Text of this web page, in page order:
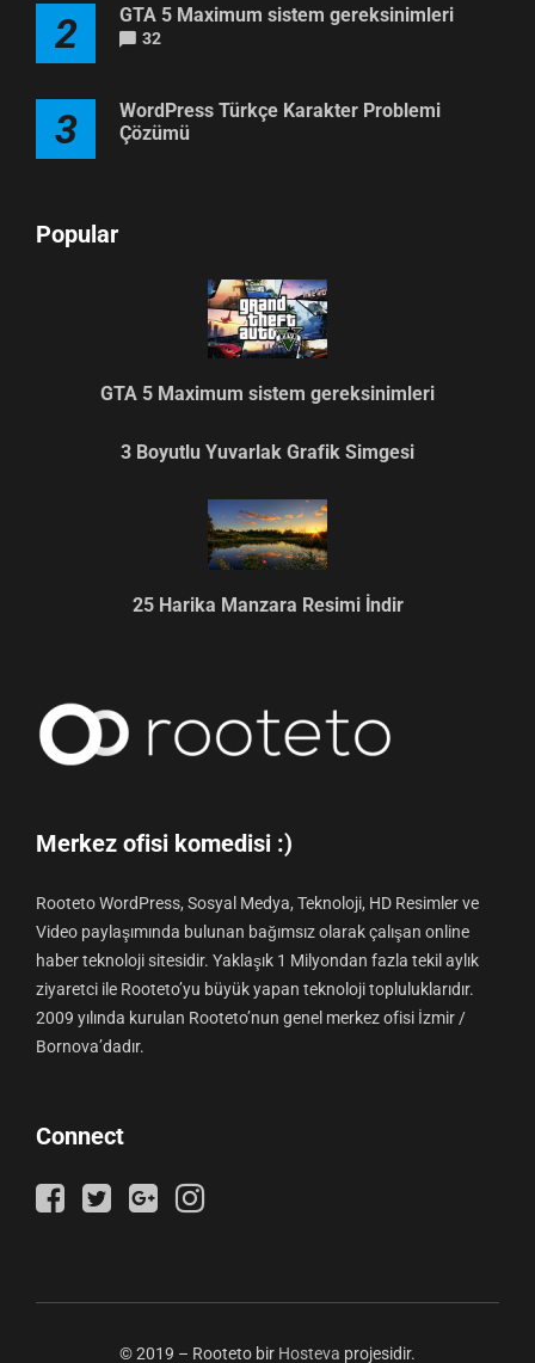
2 GTA 5 Maximum sistem gereksinimleri
32
3
WordPress Türkçe Karakter Problemi
Çözümü
Popular
GTA 5 Maximum sistem gereksinimleri
3 Boyutlu Yuvarlak Grafik Simgesi
25 Harika Manzara Resimi İndir
Merkez ofisi komedisi :)
Rooteto WordPress, Sosyal Medya, Teknoloji, HD Resimler ve
Video paylaşımında bulunan bağımsız olarak çalışan online
haber teknoloji sitesidir. Yaklaşık 1 Milyondan fazla tekil aylık
ziyaretci ile Rooteto’yu büyük yapan teknoloji topluluklarıdır.
2009 yılında kurulan Rooteto’nun genel merkez ofisi İzmir /
Bornova’dadır.
Connect
© 2019 – Rooteto bir Hosteva projesidir.